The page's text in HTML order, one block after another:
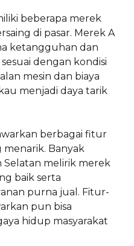
beberapa merek
di pasar. Merek A
ketangguhan dan
dengan kondisi
mesin dan biaya
menjadi daya tarik
berbagai fitur
menarik. Banyak
Selatan melirik merek
baik serta
purna jual. Fitur-
pun bisa
hidup masyarakat